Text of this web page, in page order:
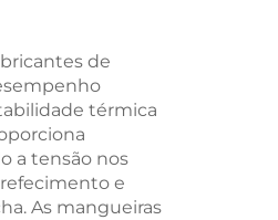
para
DIY, Molde
e Cobertura
de
térmica
a tensão nos
e
As mangueiras